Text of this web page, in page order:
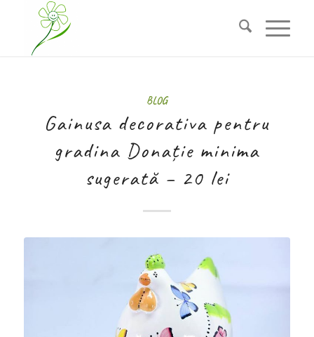
BLOG
Gainusa decorativa pentru
gradina Donație minima
sugerată – 20 lei